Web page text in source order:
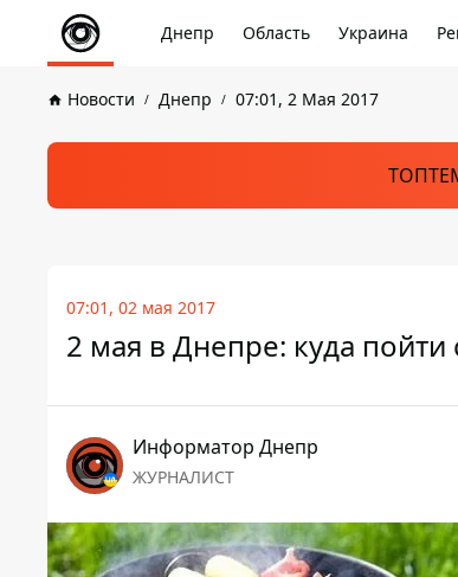
Днепр Область Украина
Новости Днепр 07:01, 2 Мая 2017
07:01, 02 мая 2017
2 мая в Днепре: куда пойти
Информатор Днепр
ЖУРНАЛИСТ